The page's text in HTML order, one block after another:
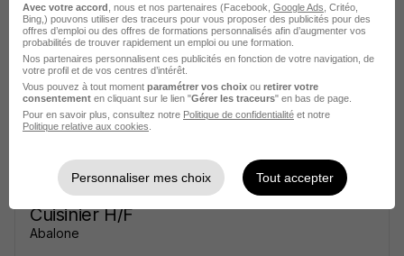
Bordeaux - 33 CDI 2 000 € / mois
Voir l’offre
Cuisinier H/F
Abalone
Avec votre accord , nous et nos partenaires (Facebook, Google Ads , Critéo,
Bing,) pouvons utiliser des traceurs pour vous proposer des publicités pour des
offres d’emploi ou des offres de formations personnalisés afin d’augmenter vos
probabilités de trouver rapidement un emploi ou une formation.
Nos partenaires personnalisent ces publicités en fonction de votre navigation, de
votre profil et de vos centres d’intérêt.
Vous pouvez à tout moment paramétrer vos choix ou retirer votre
consentement en cliquant sur le lien "Gérer les traceurs" en bas de page.
Pour en savoir plus, consultez notre Politique de confidentialité et notre
Politique relative aux cookies
Personnaliser mes choix Tout accepter